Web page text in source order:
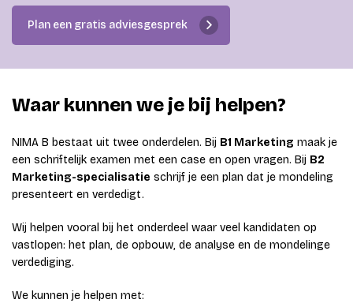
Plan een gratis adviesgesprek
Waar kunnen we je bij helpen?
NIMA B bestaat uit twee onderdelen. Bij B1 Marketing maak je
een schriftelijk examen met een case en open vragen. Bij B2
Marketing-specialisatie schrijf je een plan dat je mondeling
presenteert en verdedigt.
Wij helpen vooral bij het onderdeel waar veel kandidaten op
vastlopen: het plan, de opbouw, de analyse en de mondelinge
verdediging.
We kunnen je helpen met: